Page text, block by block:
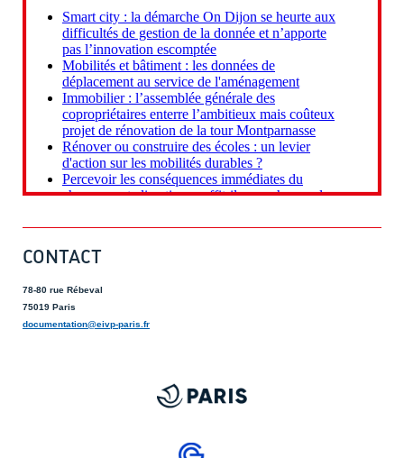
CONTACT
78-80 rue Rébeval
75019 Paris
documentation@eivp-paris.fr